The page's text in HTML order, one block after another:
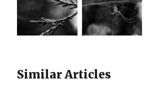
Similar Articles